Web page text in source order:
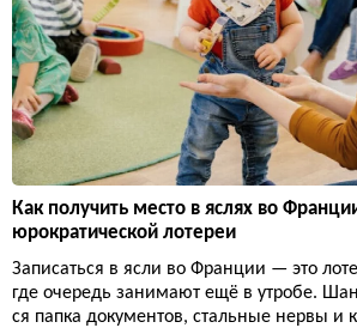
Как получить место в яслях во
юрократической лотереи
Записаться в ясли во Франции — это
где очередь занимают ещё в утробе.
ся папка документов, стальные нервы и